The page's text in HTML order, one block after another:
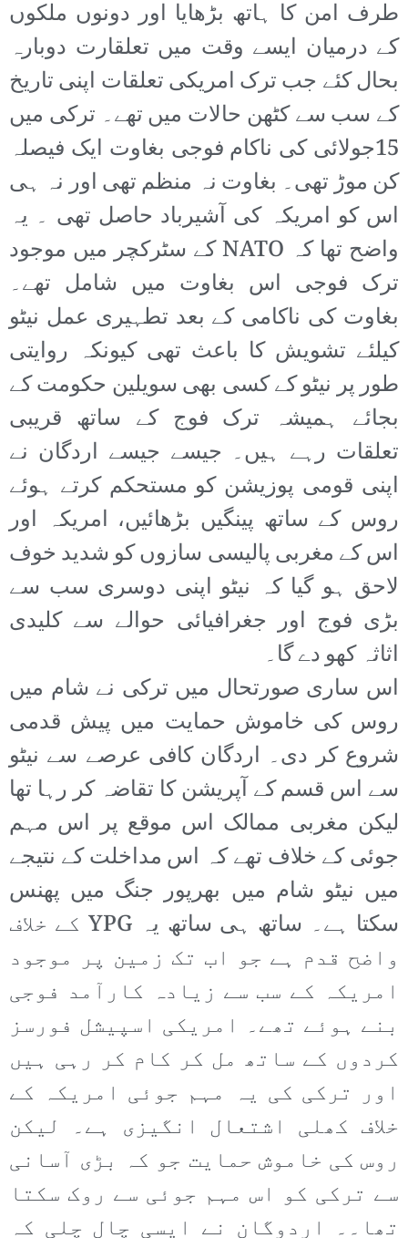
طرف امن کا ہاتھ بڑھایا اور دونوں ملکوں
کے درمیان ایسے وقت میں تعلقارت دوبارہ
بحال کئے جب ترک امریکی تعلقات اپنی تاریخ
کے سب سے کٹھن حالات میں تھے۔ ترکی میں
15جولائی کی ناکام فوجی بغاوت ایک فیصلہ
کن موڑ تھی۔ بغاوت نہ منظم تھی اور نہ ہی
اس کو امریکہ کی آشیرباد حاصل تھی ۔ یہ
واضح تھا کہ NATO کے سٹرکچر میں موجود
ترک فوجی اس بغاوت میں شامل تھے۔
بغاوت کی ناکامی کے بعد تطہیری عمل نیٹو
کیلئے تشویش کا باعث تھی کیونکہ روایتی
طور پر نیٹو کے کسی بھی سویلین حکومت کے
بجائے ہمیشہ ترک فوج کے ساتھ قریبی
تعلقات رہے ہیں۔ جیسے جیسے اردگان نے
اپنی قومی پوزیشن کو مستحکم کرتے ہوئے
روس کے ساتھ پینگیں بڑھائیں، امریکہ اور
اس کے مغربی پالیسی سازوں کو شدید خوف
لاحق ہو گیا کہ نیٹو اپنی دوسری سب سے
بڑی فوج اور جغرافیائی حوالے سے کلیدی
اثاثہ کھو دے گا۔
اس ساری صورتحال میں ترکی نے شام میں
روس کی خاموش حمایت میں پیش قدمی
شروع کر دی۔ اردگان کافی عرصے سے نیٹو
سے اس قسم کے آپریشن کا تقاضہ کر رہا تھا
لیکن مغربی ممالک اس موقع پر اس مہم
جوئی کے خلاف تھے کہ اس مداخلت کے نتیجے
میں نیٹو شام میں بھرپور جنگ میں پھنس
سکتا ہے۔ ساتھ ہی ساتھ یہ YPG کے خلاف
واضح قدم ہے جو اب تک زمین پر موجود
امریکہ کے سب سے زیادہ کارآمد فوجی
بنے ہوئے تھے۔ امریکی اسپیشل فورسز
کردوں کے ساتھ مل کر کام کر رہی ہیں
اور ترکی کی یہ مہم جوئی امریکہ کے
خلاف کھلی اشتعال انگیزی ہے۔ لیکن
روس کی خاموش حمایت جو کہ بڑی آسانی
سے ترکی کو اس مہم جوئی سے روک سکتا
تھا۔۔ اردوگان نے ایسی چال چلی کہ